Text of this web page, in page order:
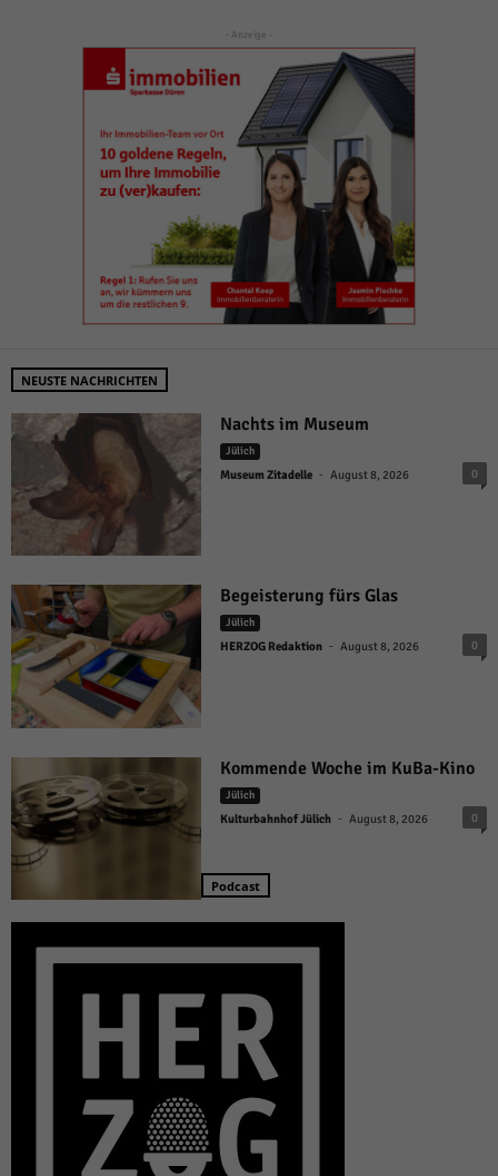
- Anzeige -
NEUSTE NACHRICHTEN
Nachts im Museum
Jülich
Museum Zitadelle - August 8, 2026 0
Begeisterung fürs Glas
Jülich
HERZOG Redaktion - August 8, 2026 0
Kommende Woche im KuBa-Kino
Jülich
Kulturbahnhof Jülich - August 8, 2026 0
Podcast